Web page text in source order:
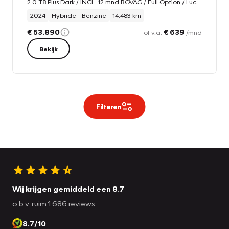
2024
Hybride - Benzine 14.483 km
€ 53.890 of v.a. € 639 /mnd
Bekijk
Filteren
Wij krijgen gemiddeld een 8.7
o.b.v. ruim 1.686 reviews
8.7/10